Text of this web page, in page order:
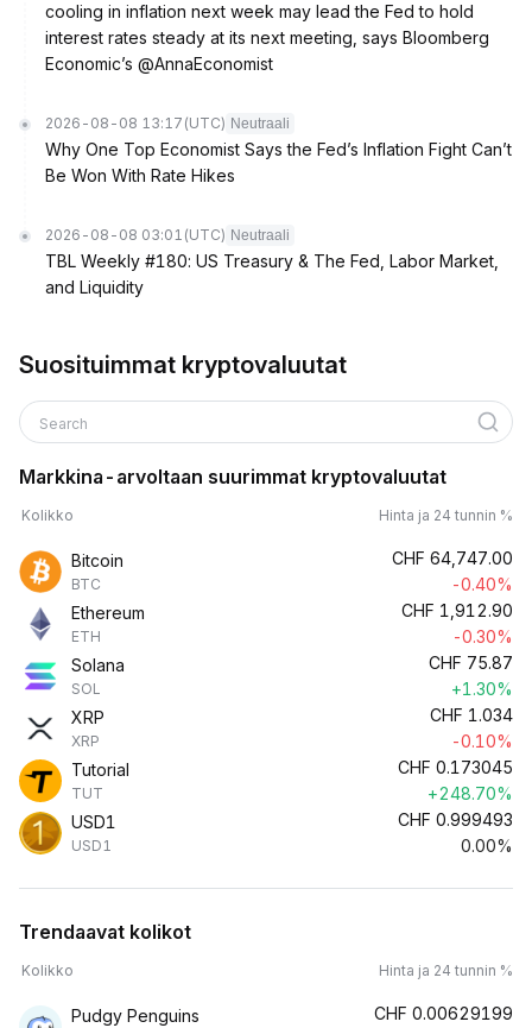
cooling in inflation next week may lead the Fed to hold
interest rates steady at its next meeting, says Bloomberg
Economic’s @AnnaEconomist
2026-08-08 13:17 (UTC) Neutraali
Why One Top Economist Says the Fed’s Inflation Fight Can’t
Be Won With Rate Hikes
2026-08-08 03:01 (UTC) Neutraali
TBL Weekly #180: US Treasury & The Fed, Labor Market,
and Liquidity
Suosituimmat kryptovaluutat
Search
Markkina-arvoltaan suurimmat kryptovaluutat
Kolikko Hinta ja 24 tunnin %
Bitcoin
BTC
CHF 64,747.00
-0.40%
Ethereum
ETH
CHF 1,912.90
-0.30%
Solana
SOL
CHF 75.87
+1.30%
XRP
XRP
CHF 1.034
-0.10%
Tutorial
TUT
CHF 0.173045
+248.70%
USD1
USD1
CHF 0.999493
0.00%
Trendaavat kolikot
Kolikko Hinta ja 24 tunnin %
Pudgy Penguins CHF 0.00629199